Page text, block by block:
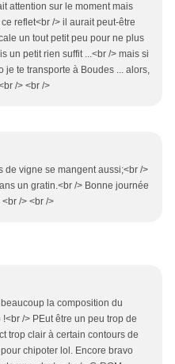
attention sur le moment mais
reflet<br /> il aurait peut-être
un tout petit peu pour ne plus
un petit rien suffit ...<br /> mais si
je te transporte à Boudes ... alors,
/> <br />
de vigne se mangent aussi;<br />
un gratin.<br /> Bonne journée
/> <br />
la composition du
/> PEut être un peu trop de
trop clair à certain contours de
chipoter lol. Encore bravo